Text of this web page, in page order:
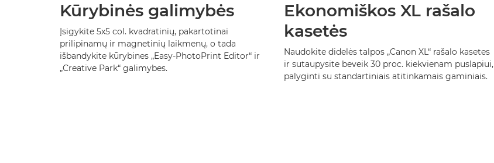
Kūrybinės galimybės
Įsigykite 5x5 col. kvadratinių, pakartotinai
prilipinamų ir magnetinių laikmenų, o tada
išbandykite kūrybines „Easy-PhotoPrint Editor“ ir
„Creative Park“ galimybes.
Ekonomiškos XL rašalo
kasetės
Naudokite didelės talpos „Canon XL“ rašalo kasetes
ir sutaupysite beveik 30 proc. kiekvienam puslapiui,
palyginti su standartiniais atitinkamais gaminiais.